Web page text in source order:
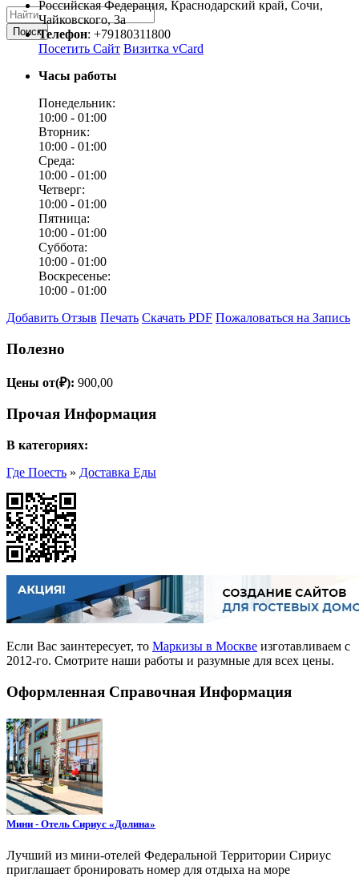
Поиск
Российская Федерация, Краснодарский край, Сочи,
Чайковского, 3а
Телефон: +79180311800
Посетить Сайт Визитка vCard
Часы работы
Понедельник:
10:00 - 01:00
Вторник:
10:00 - 01:00
Среда:
10:00 - 01:00
Четверг:
10:00 - 01:00
Пятница:
10:00 - 01:00
Суббота:
10:00 - 01:00
Воскресенье:
10:00 - 01:00
Добавить Отзыв Печать Скачать PDF Пожаловаться на Запись
Полезно
Цены от(₽): 900,00
Прочая Информация
В категориях:
Где Поесть » Доставка Еды
Если Вас заинтересует, то Маркизы в Москве изготавливаем с
2012-го. Смотрите наши работы и разумные для всех цены.
Оформленная Справочная Информация
Мини - Отель Сириус «Долина»
Лучший из мини-отелей Федеральной Территории Сириус
приглашает бронировать номер для отдыха на море